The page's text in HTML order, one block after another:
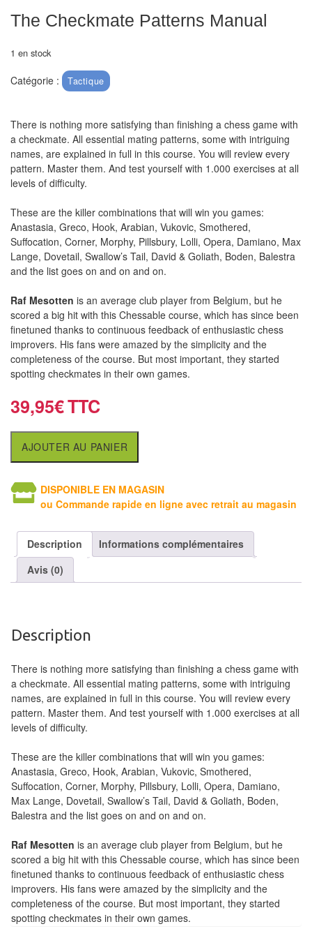
Echiquier
pour
Logiciels
d'échecs
Livres
anglais
Livres
en
français
Tables
Accessoires
de
Jeux
cartes
Collectionner
(TCG)
Les
Pour
enfants
Pour
la
famille
Pour
les
initiés
les
experts
En
solitaire
The Checkmate Patterns Manual
1 en stock
Catégorie : Tactique
There is nothing more satisfying than finishing a chess game with
a checkmate. All essential mating patterns, some with intriguing
names, are explained in full in this course. You will review every
pattern. Master them. And test yourself with 1.000 exercises at all
levels of difficulty.
These are the killer combinations that will win you games:
Anastasia, Greco, Hook, Arabian, Vukovic, Smothered,
Suffocation, Corner, Morphy, Pillsbury, Lolli, Opera, Damiano, Max
Lange, Dovetail, Swallow’s Tail, David & Goliath, Boden, Balestra
and the list goes on and on and on.
Raf Mesotten is an average club player from Belgium, but he
scored a big hit with this Chessable course, which has since been
finetuned thanks to continuous feedback of enthusiastic chess
improvers. His fans were amazed by the simplicity and the
completeness of the course. But most important, they started
spotting checkmates in their own games.
39,95€
AJOUTER AU PANIER
DISPONIBLE EN MAGASIN
ou Commande rapide en ligne avec retrait au magasin
Description
Informations complémentaires
Avis (0)
Description
There is nothing more satisfying than finishing a chess game with
a checkmate. All essential mating patterns, some with intriguing
names, are explained in full in this course. You will review every
pattern. Master them. And test yourself with 1.000 exercises at all
levels of difficulty.
These are the killer combinations that will win you games:
Anastasia, Greco, Hook, Arabian, Vukovic, Smothered,
Suffocation, Corner, Morphy, Pillsbury, Lolli, Opera, Damiano,
Max Lange, Dovetail, Swallow’s Tail, David & Goliath, Boden,
Balestra and the list goes on and on and on.
Raf Mesotten is an average club player from Belgium, but he
scored a big hit with this Chessable course, which has since been
finetuned thanks to continuous feedback of enthusiastic chess
improvers. His fans were amazed by the simplicity and the
completeness of the course. But most important, they started
spotting checkmates in their own games.